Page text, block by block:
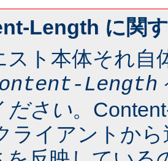
Length に関
スト本体それ自
Length
ださい。
ライアントか